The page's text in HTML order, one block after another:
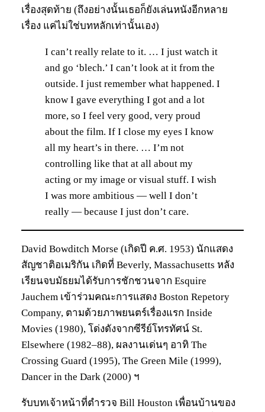
เรื่องสุดท้าย (ถึงอย่างนั้นเธอก็ยังเล่นหนังอีกหลาย
เรื่อง แค่ไม่ใช่บทหลักเท่านั้นเอง)
I can’t really relate to it. … I just watch it
and go ‘blech.’ I can’t look at it from the
outside. I just remember what happened. I
know I gave everything I got and a lot
more, so I feel very good, very proud
about the film. If I close my eyes I know
all my heart’s in there. … I’m not
controlling like that at all about my
acting or my image or visual stuff. I wish
I was more ambitious — well I don’t
really — because I just don’t care.
David Bowditch Morse (เกิดปี ค.ศ. 1953) นักแสดง
สัญชาติอเมริกัน เกิดที่ Beverly, Massachusetts หลัง
เรียนจบมัธยมได้รับการชักชวนจาก Esquire
Jauchem เข้าร่วมคณะการแสดง Boston Repetory
Company, ตามด้วยภาพยนตร์เรื่องแรก Inside
Movies (1980), โด่งดังจากซีรีย์โทรทัศน์ St.
Elsewhere (1982–88), ผลงานเด่นๆ อาทิ The
Crossing Guard (1995), The Green Mile (1999),
Dancer in the Dark (2000) ฯ
รับบทเจ้าหน้าที่ตำรวจ Bill Houston เพื่อนบ้านของ